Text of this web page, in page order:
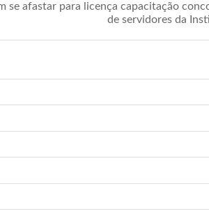
afastar para licença capacitação
de servidores da